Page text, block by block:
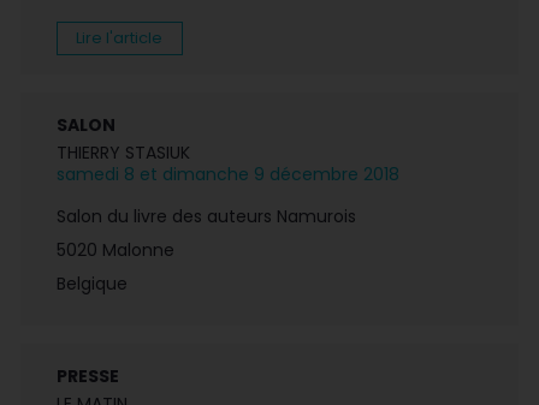
Lire l'article
SALON
THIERRY STASIUK
samedi 8 et dimanche 9 décembre 2018
Salon du livre des auteurs Namurois
5020 Malonne
Belgique
PRESSE